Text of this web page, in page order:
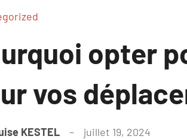
opter
vos
KESTEL juillet 19, 2024